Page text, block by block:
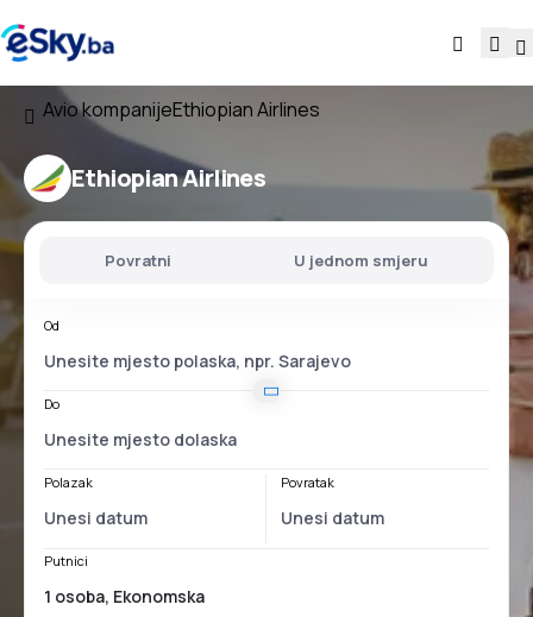
Avio kompanijeEthiopian Airlines
Ethiopian Airlines
Povratni U jednom smjeru
Od
Do
Polazak Povratak
Putnici